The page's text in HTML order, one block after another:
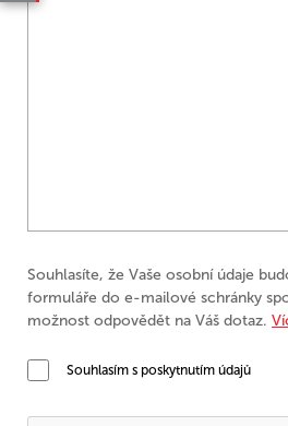
Souhlasíte, že Vaše osobní údaje
formuláře do e-mailové schránky
možnost odpovědět na Váš dotaz.
Souhlasím s poskytnutím údajů